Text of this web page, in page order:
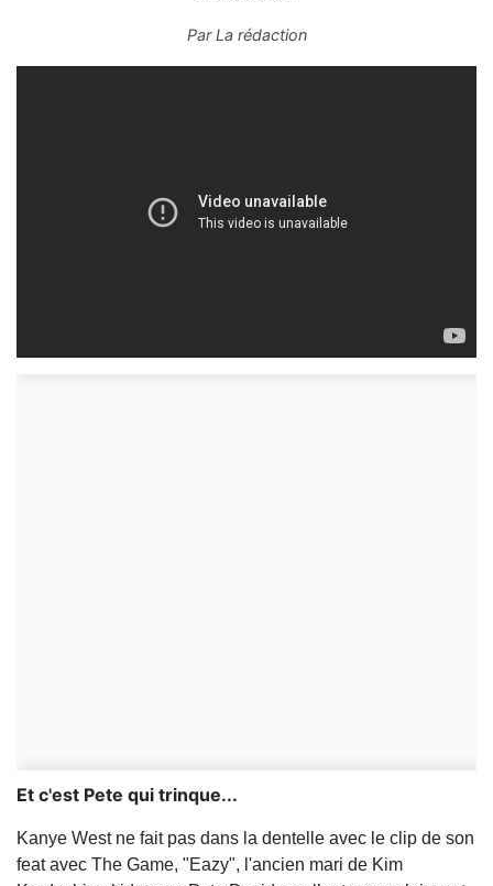
ParLa rédaction
Et c'est Pete qui trinque...
Kanye West ne fait pas dans la dentelle avec le clip de son
feat avec The Game, "Eazy", l'ancien mari de Kim